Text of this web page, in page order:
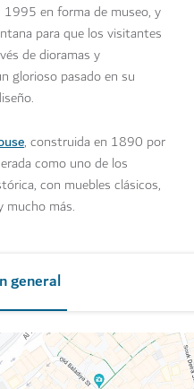
1995 en forma de museo, y
para que los visitantes
de dioramas y
glorioso pasado en su
, construida en 1890 por
como uno de los
con muebles clásicos,
mucho más.
general